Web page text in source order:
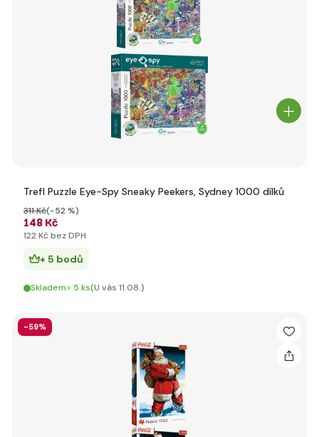
Trefl Puzzle Eye-Spy Sneaky Peekers, Sydney 1000 dílků
148 Kč
311 Kč(-52 %)
122 Kč bez DPH
+ 5 bodů
Skladem> 5 ks(U vás 11.08.)
-59%